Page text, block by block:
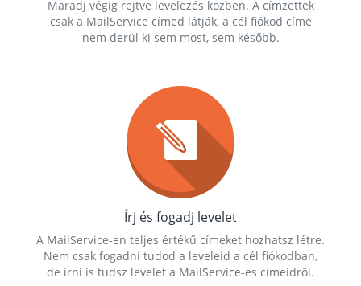
Maradj végig rejtve levelezés közben. A címzettek
csak a MailService címed látják, a cél fiókod címe
nem derül ki sem most, sem később.
Írj és fogadj levelet
A MailService-en teljes értékű címeket hozhatsz létre.
Nem csak fogadni tudod a leveleid a cél fiókodban,
de írni is tudsz levelet a MailService-es címeidről.